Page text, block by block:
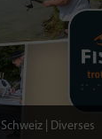
Schweiz | Diverses